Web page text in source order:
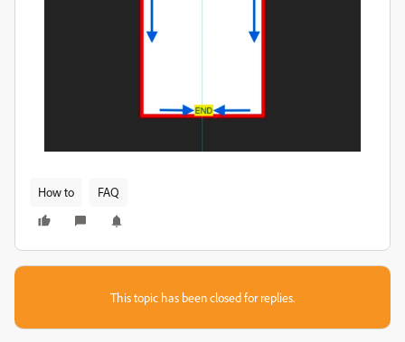
How to FAQ
This topic has been closed for replies.